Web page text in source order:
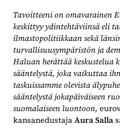
Tavoitteeni on omavarainen
keskittyy ydintehtäviinsä eli
ilmastopolitiikkaan sekä
turvallisuusympäristön ja
Haluan herättää keskustelua
sääntelystä, joka vaikuttaa
taskuissamme olevista
sääntelystä jokapäiväiseen
suomalaiseen luontoon,
kansanedustajaAura Salla